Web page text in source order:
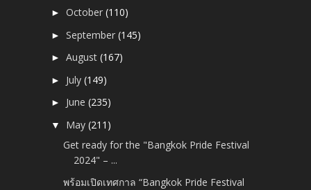
►October(110)
►September(145)
►August(167)
► July(149)
► June(235)
▼ May(211)
Get ready for the "Bangkok Pride Festival
2024" – ...
พร้อมเปิดเทศกาล “Bangkok Pride Festival